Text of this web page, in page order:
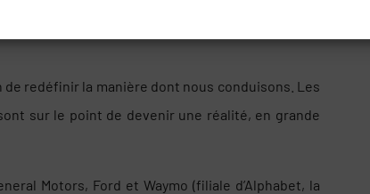
redéfinir la manière dont nous conduisons. Les
sur le point de devenir une réalité, en grande
Motors, Ford et Waymo (filiale d’Alphabet, la